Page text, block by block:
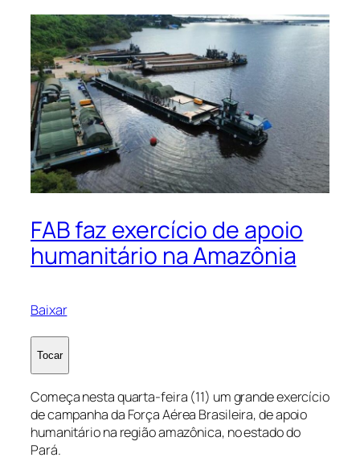
FAB faz exercício de apoio
humanitário na Amazônia
Baixar
Tocar
Começa nesta quarta-feira (11) um grande exercício
de campanha da Força Aérea Brasileira, de apoio
humanitário na região amazônica, no estado do
Pará.